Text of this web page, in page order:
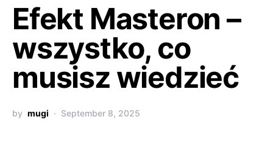
Efekt Masteron –
wszystko, co
musisz wiedzieć
by mugi September 8, 2025